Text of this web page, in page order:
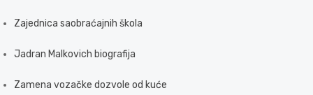
Zajednica saobraćajnih škola
Jadran Malkovich biografija
Zamena vozačke dozvole od kuće